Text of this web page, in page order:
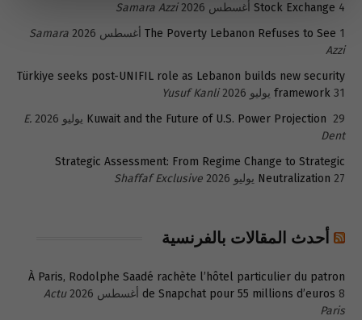
Stock Exchange 4 أغسطس 2026
Samara Azzi
The Poverty Lebanon Refuses to See 1 أغسطس 2026
Samara
Azzi
Türkiye seeks post-UNIFIL role as Lebanon builds new security
framework 31 يوليو 2026
Yusuf Kanli
Kuwait and the Future of U.S. Power Projection 29 يوليو 2026
E.
Dent
Strategic Assessment: From Regime Change to Strategic
Neutralization 27 يوليو 2026 Shaffaf Exclusive
أحدث المقالات بالفرنسية
À Paris, Rodolphe Saadé rachète l’hôtel particulier du patron
de Snapchat pour 55 millions d’euros 8 أغسطس 2026
Actu
Paris